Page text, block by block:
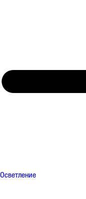
Осветление